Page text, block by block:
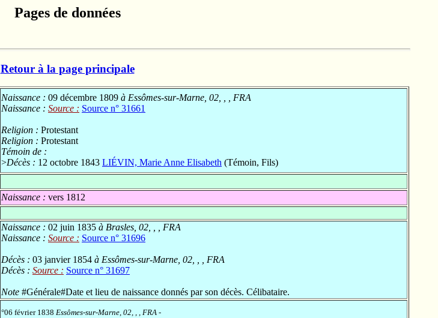
Pages de données
Retour à la page principale
Naissance : 09 décembre 1809 à Essômes-sur-Marne, 02, , , FRA
Naissance : Source : Source n° 31661
Religion : Protestant
Religion : Protestant
Témoin de :
>Décès : 12 octobre 1843 LIÉVIN, Marie Anne Elisabeth (Témoin, Fils)
Naissance : vers 1812
Naissance : 02 juin 1835 à Brasles, 02, , , FRA
Naissance : Source : Source n° 31696
Décès : 03 janvier 1854 à Essômes-sur-Marne, 02, , , FRA
Décès : Source : Source n° 31697
Note #Générale#Date et lieu de naissance donnés par son décès. Célibataire.
°06 février 1838 Essômes-sur-Marne, 02, , , FRA -